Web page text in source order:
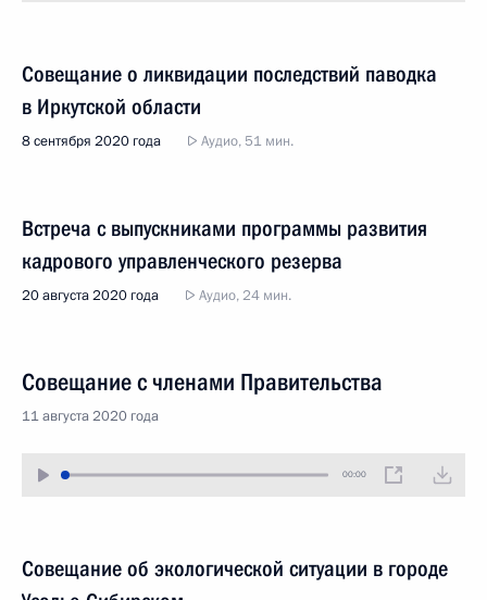
Совещание о ликвидации последствий паводка
в Иркутской области
8 сентября 2020 года Аудио, 51 мин.
Встреча с выпускниками программы развития
кадрового управленческого резерва
20 августа 2020 года Аудио, 24 мин.
Совещание с членами Правительства
11 августа 2020 года
00:00
Совещание об экологической ситуации в городе